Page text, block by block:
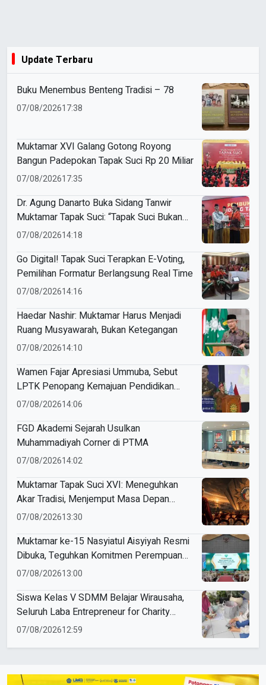
Update Terbaru
Buku Menembus Benteng Tradisi – 78
07/08/202617:38
Muktamar XVI Galang Gotong Royong
Bangun Padepokan Tapak Suci Rp 20 Miliar
07/08/202617:35
Dr. Agung Danarto Buka Sidang Tanwir
Muktamar Tapak Suci: “Tapak Suci Bukan
Organisasi Ko Ping Ho dan Dracin”
07/08/202614:18
Go Digital! Tapak Suci Terapkan E-Voting,
Pemilihan Formatur Berlangsung Real Time
07/08/202614:16
Haedar Nashir: Muktamar Harus Menjadi
Ruang Musyawarah, Bukan Ketegangan
07/08/202614:10
Wamen Fajar Apresiasi Ummuba, Sebut
LPTK Penopang Kemajuan Pendidikan
Indonesia
07/08/202614:06
FGD Akademi Sejarah Usulkan
Muhammadiyah Corner di PTMA
07/08/202614:02
Muktamar Tapak Suci XVI: Meneguhkan
Akar Tradisi, Menjemput Masa Depan
Mendunia
07/08/202613:30
Muktamar ke-15 Nasyiatul Aisyiyah Resmi
Dibuka, Teguhkan Komitmen Perempuan
Muda Berkemajuan
07/08/202613:00
Siswa Kelas V SDMM Belajar Wirausaha,
Seluruh Laba Entrepreneur for Charity
Didonasikan
07/08/202612:59